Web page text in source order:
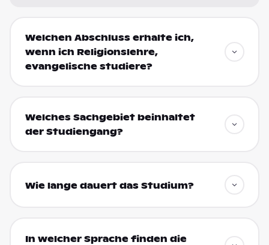
Welchen Abschluss erhalte ich,
wenn ich Religionslehre,
evangelische studiere?
Welches Sachgebiet beinhaltet
der Studiengang?
Wie lange dauert das Studium?
In welcher Sprache finden die